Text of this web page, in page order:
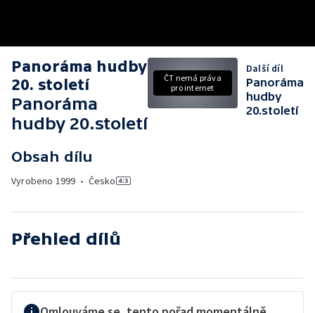
Panoráma hudby
20. století
Panoráma
hudby 20.století
Obsah dílu
Vyrobeno 1999 • Česko
ČT nemá práva
pro internet
Další díl
Panoráma
hudby
20.století
Přehled dílů